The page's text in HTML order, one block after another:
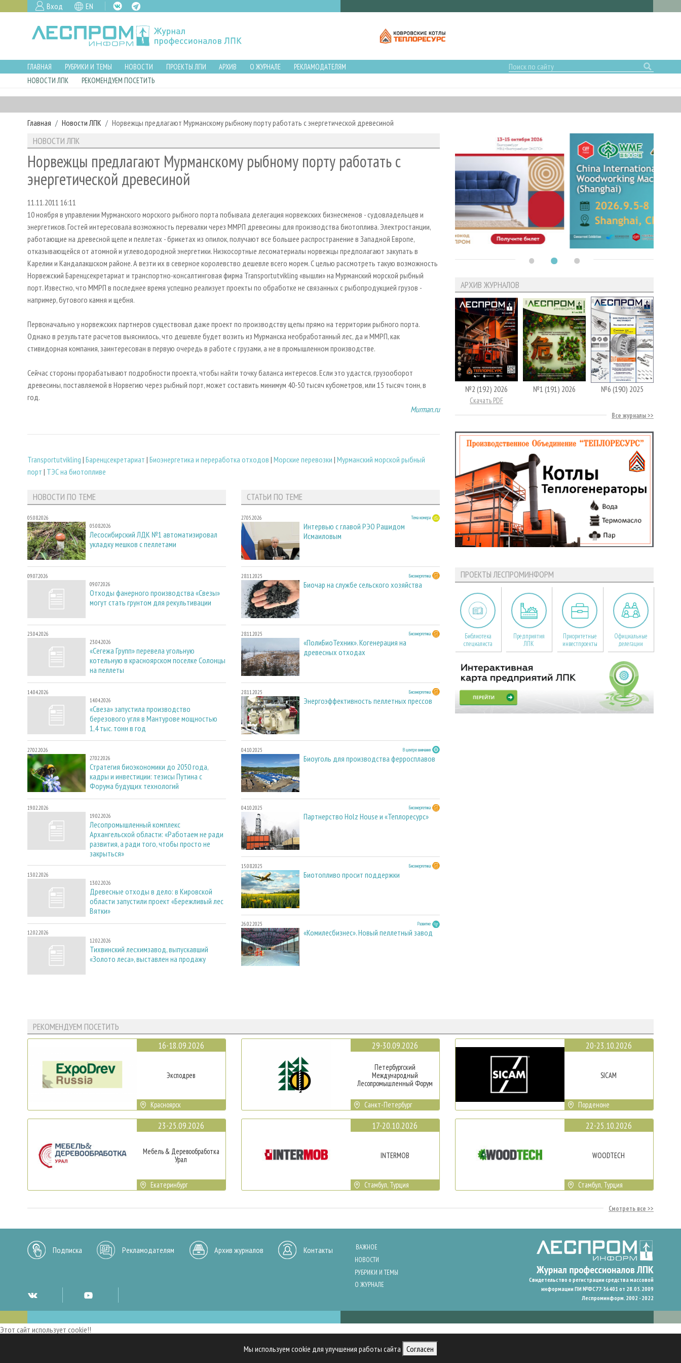
Вход EN
Мы используем cookie для улучшения работы сайта Согласен
ГЛАВНАЯ РУБРИКИ И ТЕМЫ НОВОСТИ ПРОЕКТЫ ЛПИ АРХИВ О ЖУРНАЛЕ
РЕКЛАМОДАТЕЛЯМ
НОВОСТИ ЛПК
РЕКОМЕНДУЕМ ПОСЕТИТЬ
Главная Новости ЛПК Норвежцы предлагают Мурманскому рыбному порту работать с энергетической древесиной
НОВОСТИ ЛПК
Норвежцы предлагают Мурманскому рыбному порту работать с
энергетической древесиной
11.11.2011 16:11
10 ноября в управлении Мурманского морского рыбного порта побывала делегация норвежских бизнесменов - судовладельцев и
энергетиков. Гостей интересовала возможность перевалки через ММРП древесины для производства биотоплива. Электростанции,
работающие на древесной щепе и пеллетах - брикетах из опилок, получают все большее распространение в Западной Европе,
отказывающейся от атомной и углеводородной энергетики. Низкосортные лесоматериалы норвежцы предполагают закупать в
Карелии и Кандалакшском районе. А везти их в северное королевство дешевле всего морем. С целью рассмотреть такую возможность
Норвежский Баренцсекретариат и транспортно-консалтинговая фирма Transportutvikling «вышли» на Мурманский морской рыбный
порт. Известно, что ММРП в последнее время успешно реализует проекты по обработке не связанных с рыбопродукцией грузов -
например, бутового камня и щебня.
Первоначально у норвежских партнеров существовал даже проект по производству щепы прямо на территории рыбного порта.
Однако в результате расчетов выяснилось, что дешевле будет возить из Мурманска необработанный лес, да и ММРП, как
стивидорная компания, заинтересован в первую очередь в работе с грузами, а не в промышленном производстве.
Сейчас стороны прорабатывают подробности проекта, чтобы найти точку баланса интересов. Если это удастся, грузооборот
древесины, поставляемой в Норвегию через рыбный порт, может составить минимум 40-50 тысяч кубометров, или 15 тысяч тонн, в
год.
Murman.ru
Transportutvikling | Баренцсекретариат | Биoэнергетика и переработка отходов | Морские перевозки | Мурманский морской рыбный
порт | ТЭС на биотопливе
НОВОСТИ ПО ТЕМЕ
05.08.2026
05.08.2026
Лесосибирский ЛДК №1 автоматизировал
укладку мешков с пеллетами
09.07.2026
09.07.2026
Отходы фанерного производства «Свезы»
могут стать грунтом для рекультивации
23.04.2026
23.04.2026
«Сегежа Групп» перевела угольную
котельную в красноярском поселке Солонцы
на пеллеты
14.04.2026
14.04.2026
«Свеза» запустила производство
березового угля в Мантурове мощностью
1,4 тыс. тонн в год
27.02.2026
27.02.2026
Стратегия биоэкономики до 2050 года,
кадры и инвестиции: тезисы Путина с
Форума будущих технологий
19.02.2026
19.02.2026
Лесопромышленный комплекс
Архангельской области: «Работаем не ради
развития, а ради того, чтобы просто не
закрыться»
13.02.2026
13.02.2026
Древесные отходы в дело: в Кировской
области запустили проект «Бережливый лес
Вятки»
12.02.2026
12.02.2026
Тихвинский лесхимзавод, выпускавший
«Золото леса», выставлен на продажу
СТАТЬИ ПО ТЕМЕ
27.05.2026 Тема номера
Интервью с главой РЭО Рашидом
Исмаиловым
28.11.2025 Биоэнергетика
Биочар на службе сельского хозяйства
28.11.2025 Биоэнергетика
«ПолиБиоТехник». Когенерация на
древесных отходах
28.11.2025 Биоэнергетика
Энергоэффективность пеллетных прессов
04.10.2025 В центре внимания
Биоуголь для производства ферросплавов
04.10.2025 Биоэнергетика
Партнерство Holz House и «Теплоресурс»
15.08.2025 Биоэнергетика
Биотопливо просит поддержки
26.02.2025 Развитие
«Комилесбизнес». Новый пеллетный завод
АРХИВ ЖУРНАЛОВ
№2 (192) 2026
Скачать PDF
№1 (191) 2026 №6 (190) 2025
Все журналы
ПРОЕКТЫ ЛЕСПРОМИНФОРМ
Библиотека
специалиста
Предприятия
ЛПК
Приоритетные
инвестпроекты
Официальные
делегации
РЕКОМЕНДУЕМ ПОСЕТИТЬ
16-18.09.2026
Эксподрев
Красноярск
23-25.09.2026
Мебель & Деревообработка
Урал
Екатеринбург
29-30.09.2026
Петербургский
Международный
Лесопромышленный Форум
Санкт-Петербург
17-20.10.2026
INTERMOB
Стамбул, Турция
20-23.10.2026
SICAM
Порденоне
22-25.10.2026
WOODTECH
Стамбул, Турция
Смотреть все
Подписка Рекламодателям Архив журналов Контакты
ВАЖНОЕ
НОВОСТИ
РУБРИКИ И ТЕМЫ
О ЖУРНАЛЕ
Свидетельство о регистрации средства массовой
информации ПИ №ФС77-36401 от 28.05.2009
Леспроминформ. 2002 - 2022
Этот сайт использует cookie!!
Мы используем cookies и аналогичные технологии для улучшения работы нашего сайта, анализа трафика и персонализации контента. Cookies помогают нам запомнить ваши предпочтения и улучшить пользовательский